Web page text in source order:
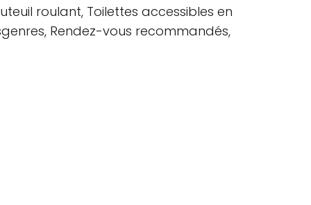
roulant, Toilettes accessibles en
Rendez-vous recommandés,